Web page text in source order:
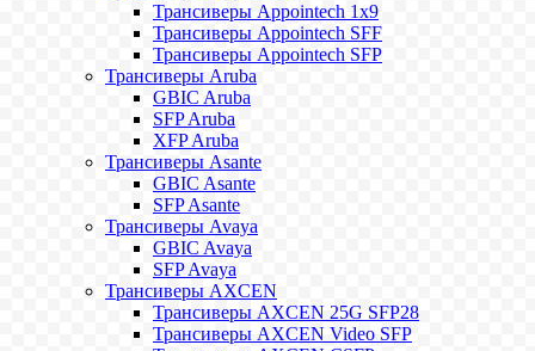
Трансиверы Appointech 1x9
Трансиверы Appointech SFF
Трансиверы Appointech SFP
Трансиверы Aruba
GBIC Aruba
SFP Aruba
XFP Aruba
Трансиверы Asante
GBIC Asante
SFP Asante
Трансиверы Avaya
GBIC Avaya
SFP Avaya
Трансиверы AXCEN
Трансиверы AXCEN 25G SFP28
Трансиверы AXCEN Video SFP